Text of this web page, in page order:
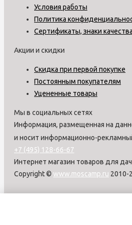
Условия работы
Политика
Сертификаты, знаки качества
Акции и скидки
Скидка при первой покупке
Постоянным покупателям
Уцененные товары
Мы в социальных сетях
Информация, размещенная на
и носит информационно-
+7 (495) 128-66-67
Интернет магазин товаров для
Copyright © www.moscamp.ru 2010-